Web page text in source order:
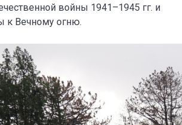
войны 1941–1945 гг. и
к Вечному огню.